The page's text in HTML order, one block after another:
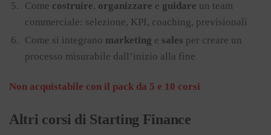
Come costruire, organizzare e guidare un team
commerciale: selezione, KPI, coaching, previsionali
Come si integrano marketing e sales per creare un
processo misurabile dall’inizio alla fine
Non acquistabile con il pack da 5 e 10 corsi
Altri corsi di Starting Finance